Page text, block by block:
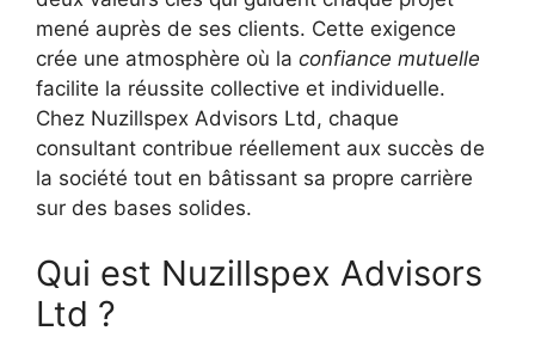
mené auprès de ses clients. Cette exigence
crée une atmosphère où la confiance mutuelle
facilite la réussite collective et individuelle.
Chez Nuzillspex Advisors Ltd, chaque
consultant contribue réellement aux succès de
la société tout en bâtissant sa propre carrière
sur des bases solides.
Qui est Nuzillspex Advisors
Ltd ?